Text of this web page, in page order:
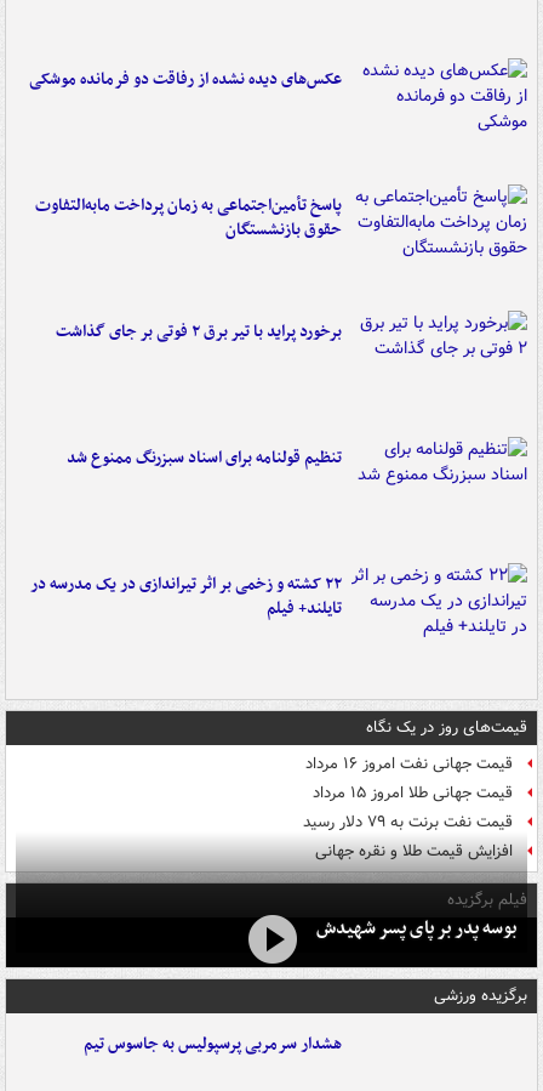
عکس‌های دیده نشده از رفاقت دو فرمانده‌ موشکی
پاسخ تأمین‌اجتماعی به زمان پرداخت مابه‌التفاوت
حقوق بازنشستگان
برخورد پراید با تیر برق ۲ فوتی بر جای گذاشت
تنظیم قولنامه برای اسناد سبزرنگ ممنوع شد
۲۲ کشته و زخمی بر اثر تیراندازی در یک مدرسه در
تایلند+ فیلم
قیمت‌های روز در یک نگاه
قیمت جهانی نفت امروز ۱۶ مرداد
قیمت جهانی طلا امروز ۱۵ مرداد
قیمت نفت برنت به ۷۹ دلار رسید
افزایش قیمت طلا و نقره جهانی
فیلم برگزیده
بوسه‌ پدر بر پای پسر شهیدش
برگزیده ورزشی
هشدار سرمربی پرسپولیس به جاسوس تیم